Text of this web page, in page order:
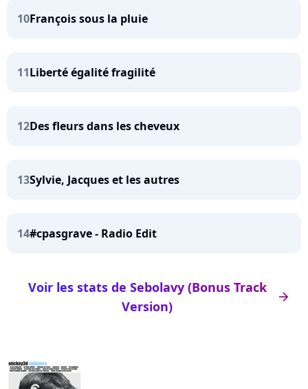
10François sous la pluie
11Liberté égalité fragilité
12Des fleurs dans les cheveux
13Sylvie, Jacques et les autres
14#cpasgrave - Radio Edit
arrow_right
Voir les stats de Sebolavy (Bonus Track
Version)